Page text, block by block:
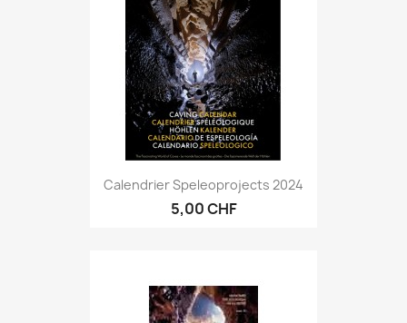
Calendrier Speleoprojects 2024
5,00 CHF